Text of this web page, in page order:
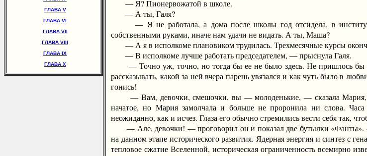
ГЛАВА V
ГЛАВА VI
ГЛАВА VII
ГЛАВА VIII
ГЛАВА IX
ГЛАВА X
— Я? Пионервожатой в школе.
— А ты, Галя?
— Я не работала, а дома после школы год отсидела, в институт
собственными руками, иначе нам удачи не видать. А ты, Маша?
— А я в исполкоме плановиком трудилась. Трехмесячные курсы
— В исполкоме лучше работать председателем, — прыснула Галя.
— Точно уж, точно, но тогда бы ее не было здесь. Не пришлось бы
рассказывать, какой за ней вчера парень увязался и как чуть было в
гонись!
— Вам, девочки, смешочки, вы — молоденькие, — сказала Мария,
начатое, но Мария замолчала и больше не проронила ни слова.
неожиданно, как и исчез. Глаза его обычно стремились вести себя так,
— Але, девочки! — проговорил он и показал две бутылки «Фанты».
на данном этапе исторического развития. Ядерная энергия и синтез с
тепловое сжатие Вселенной, историческая ограниченность всемирно